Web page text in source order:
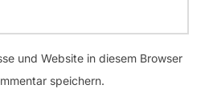
und Website in diesem Browser
speichern.